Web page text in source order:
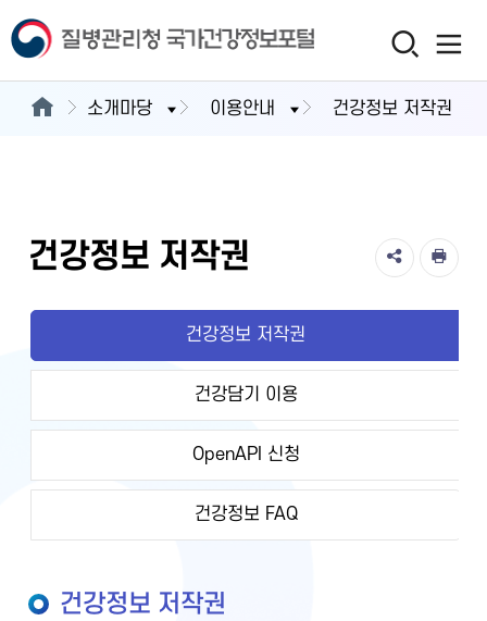
소개마당 이용안내 건강정보 저작권
건강정보 저작권
건강정보 저작권
건강담기 이용
OpenAPI 신청
건강정보 FAQ
건강정보 저작권